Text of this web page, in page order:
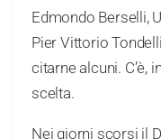
Edmondo Berselli,
Pier Vittorio
citarne alcuni. C’è,
scelta.
Nei giorni scorsi il